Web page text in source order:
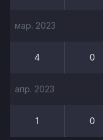
мар. 2023
4 0
апр. 2023
1 0